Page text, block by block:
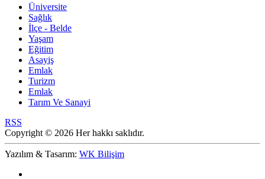
Üniversite
Sağlık
İlçe - Belde
Yaşam
Eğitim
Asayiş
Emlak
Turizm
Emlak
Tarım Ve Sanayi
RSS
Copyright © 2026 Her hakkı saklıdır.
Yazılım & Tasarım: WK Bilişim